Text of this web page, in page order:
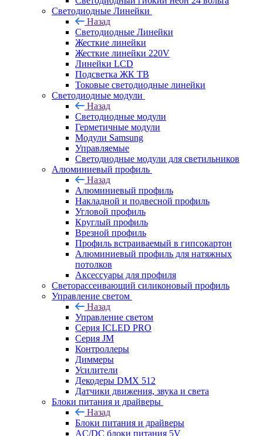
Светодиодные Линейки
Назад
Светодиодные Линейки
Жесткие линейки
Жесткие линейки 220V
Линейки LCD
Подсветка ЖК ТВ
Токовые светодиодные линейки
Светодиодные модули
Назад
Светодиодные модули
Герметичные модули
Модули Samsung
Управляемые
Светодиодные модули для светильников
Алюминиевый профиль
Назад
Алюминиевый профиль
Накладной и подвесной профиль
Угловой профиль
Круглый профиль
Врезной профиль
Профиль встраиваемый в гипсокартон
Алюминиевый профиль для натяжных
потолков
Аксессуары для профиля
Светорассеивающий силиконовый профиль
Управление светом
Назад
Управление светом
Серия ICLED PRO
Серия JM
Контроллеры
Диммеры
Усилители
Декодеры DMX 512
Датчики движения, звука и света
Блоки питания и драйверы
Назад
Блоки питания и драйверы
AC/DC блоки питания 5V